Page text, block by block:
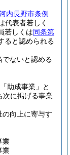
内長野市条例
代表者若しく
若しくは同条第
ると認められる
ないと認める
助成事業」と
次に掲げる事業
の向上に寄与す
業
業